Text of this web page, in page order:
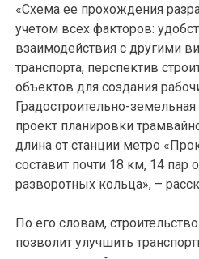
«Схема ее прохождения
учетом всех факторов:
взаимодействия с другими
транспорта, перспектив
объектов для создания
Градостроительно-
проект планировки
длина от станции метро
составит почти 18 км, 14 пар
разворотных кольца», –
По его словам,
позволит улучшить